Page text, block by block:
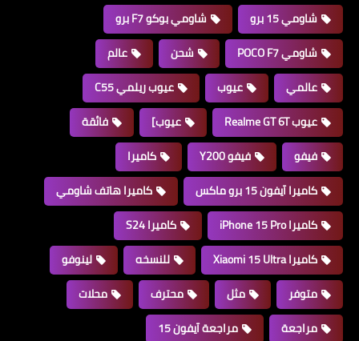
شاومي 15 برو
شاومي بوكو F7 برو
شاومي POCO F7
شحن
عالم
عالمي
عيوب
عيوب ريلمي C55
عيوب Realme GT 6T
عيوب]
فائقة
فيفو
فيفو Y200
كاميرا
كاميرا آيفون 15 برو ماكس
كاميرا هاتف شاومي
كاميرا iPhone 15 Pro
كاميرا S24
كاميرا Xiaomi 15 Ultra
للنسخه
لينوفو
متوفر
مثل محترف
محلات
مراجعة
مراجعة آيفون 15